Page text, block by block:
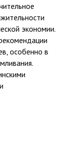
экономии.
особенно в